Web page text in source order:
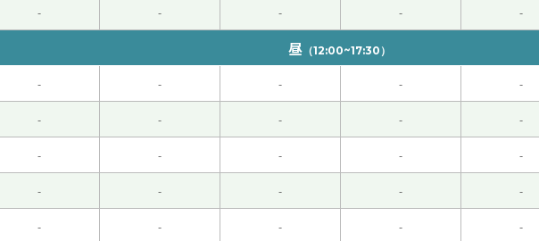
讲解的内容。
开心，下次再聊吧！( 男性 )
我来说还很难。但是我想今后多次练习下去。
- - - - -
昼（12:00~17:30）
- - - - -
- - - - -
- - - - -
- - - - -
- - - - -